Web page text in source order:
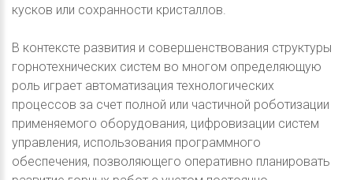
кусков или сохранности кристаллов.
В контексте развития и совершенствования структуры
горнотехнических систем во многом определяющую
роль играет автоматизация технологических
процессов за счет полной или частичной роботизации
применяемого оборудования, цифровизации систем
управления, использования программного
обеспечения, позволяющего оперативно планировать